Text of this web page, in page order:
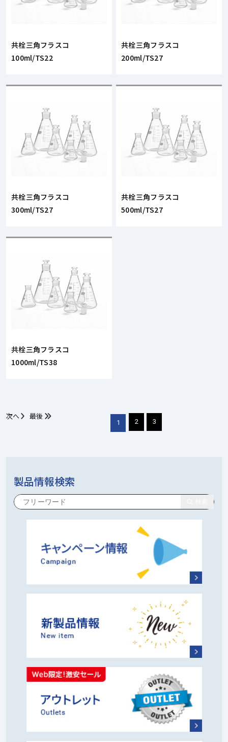
共栓三角フラスコ
100ml/TS22
共栓三角フラスコ
200ml/TS27
共栓三角フラスコ
300ml/TS27
共栓三角フラスコ
500ml/TS27
共栓三角フラスコ
1000ml/TS38
1 2 3
次へ 最後
製品情報検索